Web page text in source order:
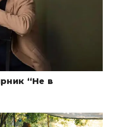
“Не в